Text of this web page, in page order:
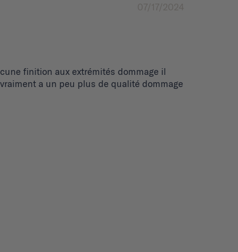
07/17/2024
finition aux extrémités dommage il
a un peu plus de qualité dommage